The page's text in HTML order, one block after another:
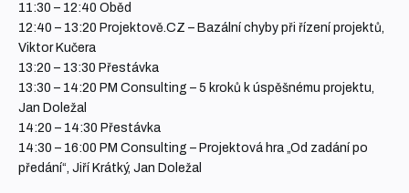
11:30 – 12:40 Oběd
12:40 – 13:20 Projektově.CZ – Bazální chyby při řízení projektů,
Viktor Kučera
13:20 – 13:30 Přestávka
13:30 – 14:20 PM Consulting – 5 kroků k úspěšnému projektu,
Jan Doležal
14:20 – 14:30 Přestávka
14:30 – 16:00 PM Consulting – Projektová hra „Od zadání po
předání“, Jiří Krátký, Jan Doležal